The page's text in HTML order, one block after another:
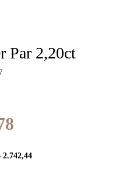
Par 2,20ct
2.742,44